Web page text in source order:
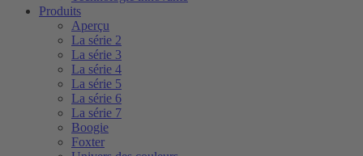
Produits
Aperçu
La série 2
La série 3
La série 4
La série 5
La série 6
La série 7
Boogie
Foxter